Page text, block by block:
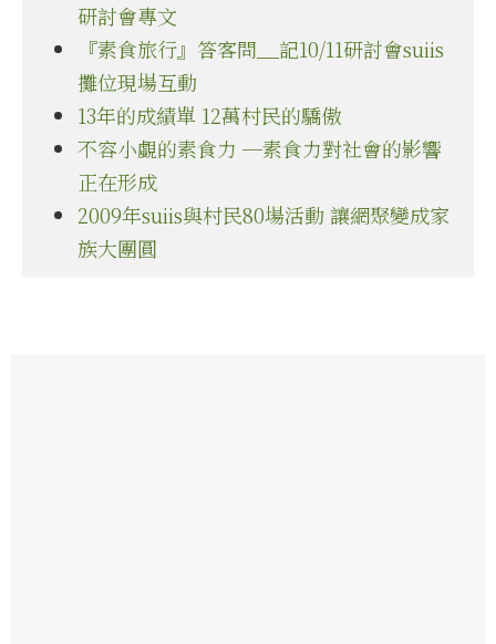
研討會專文
『素食旅行』答客問__記10/11研討會suiis
攤位現場互動
13年的成績單 12萬村民的驕傲
不容小覷的素食力 ─素食力對社會的影響
正在形成
2009年suiis與村民80場活動 讓網聚變成家
族大團圓